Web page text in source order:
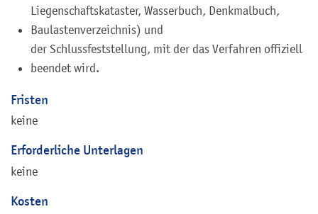
Liegenschaftskataster, Wasserbuch, Denkmalbuch,
Baulastenverzeichnis) und
der Schlussfeststellung, mit der das Verfahren offiziell
beendet wird.
Fristen
keine
Erforderliche Unterlagen
keine
Kosten